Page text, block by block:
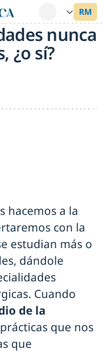
nunca
¿o sí?
hacemos a la
con la
estudian más o
dándole
Cuando
de la
que nos
que